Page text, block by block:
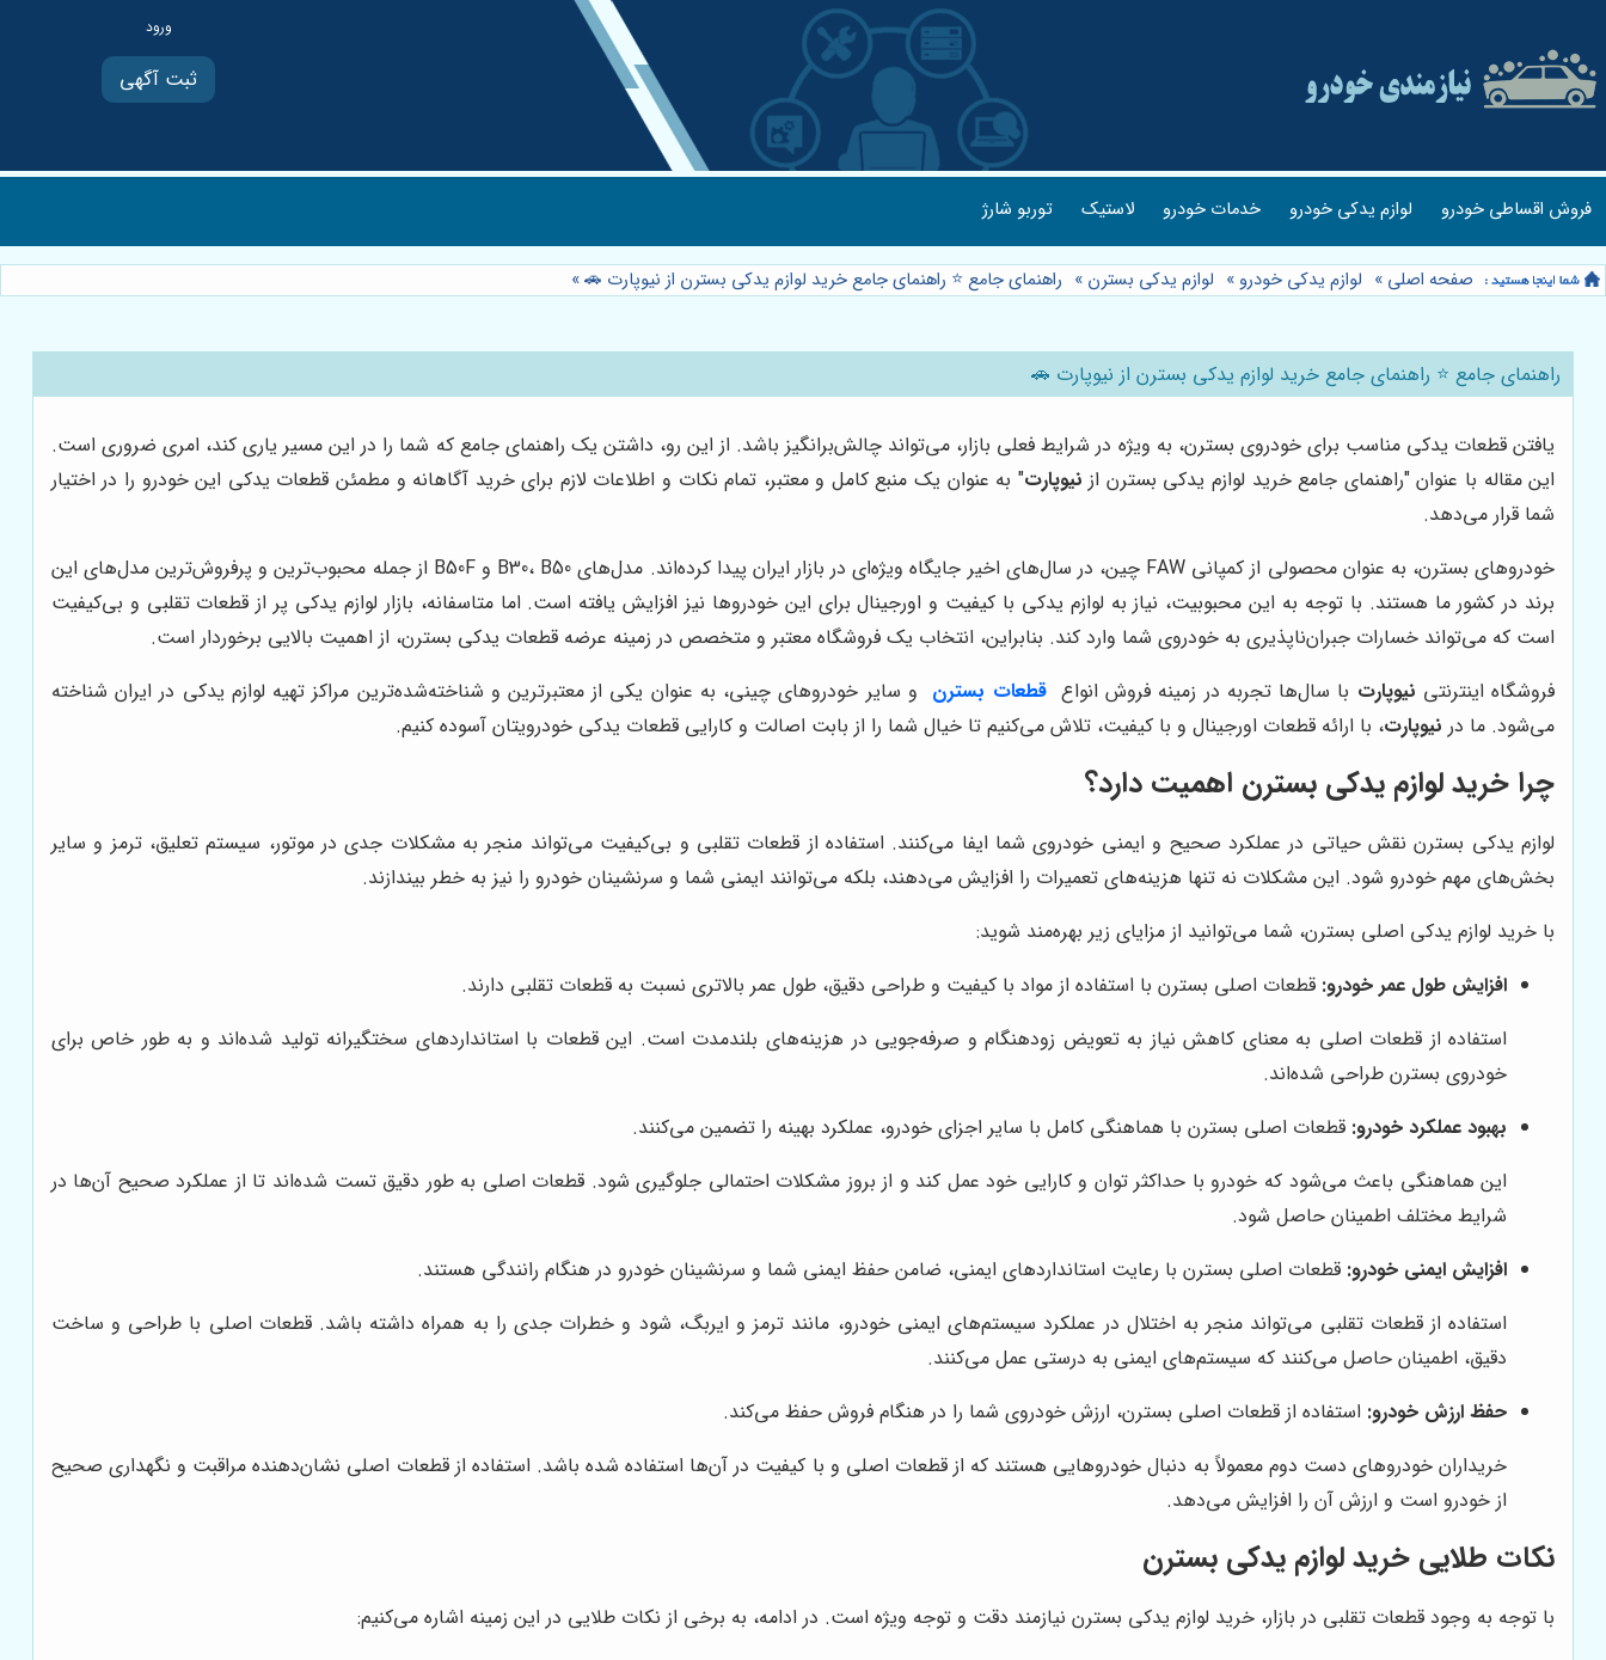
ثبت آگهی
فروش اقساطی خودرو لوازم یدکی خودرو خدمات خودرو لاستیک توربو شارژ
صفحه اصلی » لوازم یدکی خودرو » لوازم یدکی بسترن » راهنمای جامع ⭐️ راهنمای جامع خرید لوازم یدکی بسترن از نیوپارت 🚗»
راهنمای جامع ⭐️ راهنمای جامع خرید لوازم یدکی بسترن از نیوپارت 🚗
یافتن قطعات یدکی مناسب برای خودروی بسترن، به ویژه در شرایط فعلی بازار، می‌تواند چالش‌برانگیز باشد. از این رو، داشتن یک راهنمای جامع که شما را در این مسیر یاری کند، امری ضروری است.
این مقاله با عنوان "راهنمای جامع خرید لوازم یدکی بسترن از نیوپارت" به عنوان یک منبع کامل و معتبر، تمام نکات و اطلاعات لازم برای خرید آگاهانه و مطمئن قطعات یدکی این خودرو را در اختیار
شما قرار می‌دهد.
خودروهای بسترن، به عنوان محصولی از کمپانی FAW چین، در سال‌های اخیر جایگاه ویژه‌ای در بازار ایران پیدا کرده‌اند. مدل‌های B30، B50 و B50F از جمله محبوب‌ترین و پرفروش‌ترین مدل‌های این
برند در کشور ما هستند. با توجه به این محبوبیت، نیاز به لوازم یدکی با کیفیت و اورجینال برای این خودروها نیز افزایش یافته است. اما متاسفانه، بازار لوازم یدکی پر از قطعات تقلبی و بی‌کیفیت
است که می‌تواند خسارات جبران‌ناپذیری به خودروی شما وارد کند. بنابراین، انتخاب یک فروشگاه معتبر و متخصص در زمینه عرضه قطعات یدکی بسترن، از اهمیت بالایی برخوردار است.
فروشگاه اینترنتی نیوپارت با سال‌ها تجربه در زمینه فروش انواع قطعات بسترن و سایر خودروهای چینی، به عنوان یکی از معتبرترین و شناخته‌شده‌ترین مراکز تهیه لوازم یدکی در ایران شناخته
می‌شود. ما در نیوپارت، با ارائه قطعات اورجینال و با کیفیت، تلاش می‌کنیم تا خیال شما را از بابت اصالت و کارایی قطعات یدکی خودرویتان آسوده کنیم.
چرا خرید لوازم یدکی بسترن اهمیت دارد؟
لوازم یدکی بسترن نقش حیاتی در عملکرد صحیح و ایمنی خودروی شما ایفا می‌کنند. استفاده از قطعات تقلبی و بی‌کیفیت می‌تواند منجر به مشکلات جدی در موتور، سیستم تعلیق، ترمز و سایر
بخش‌های مهم خودرو شود. این مشکلات نه تنها هزینه‌های تعمیرات را افزایش می‌دهند، بلکه می‌توانند ایمنی شما و سرنشینان خودرو را نیز به خطر بیندازند.
با خرید لوازم یدکی اصلی بسترن، شما می‌توانید از مزایای زیر بهره‌مند شوید:
افزایش طول عمر خودرو: قطعات اصلی بسترن با استفاده از مواد با کیفیت و طراحی دقیق، طول عمر بالاتری نسبت به قطعات تقلبی دارند.
استفاده از قطعات اصلی به معنای کاهش نیاز به تعویض زودهنگام و صرفه‌جویی در هزینه‌های بلندمدت است. این قطعات با استانداردهای سختگیرانه تولید شده‌اند و به طور خاص برای
خودروی بسترن طراحی شده‌اند.
بهبود عملکرد خودرو: قطعات اصلی بسترن با هماهنگی کامل با سایر اجزای خودرو، عملکرد بهینه را تضمین می‌کنند.
این هماهنگی باعث می‌شود که خودرو با حداکثر توان و کارایی خود عمل کند و از بروز مشکلات احتمالی جلوگیری شود. قطعات اصلی به طور دقیق تست شده‌اند تا از عملکرد صحیح آن‌ها در
شرایط مختلف اطمینان حاصل شود.
افزایش ایمنی خودرو: قطعات اصلی بسترن با رعایت استانداردهای ایمنی، ضامن حفظ ایمنی شما و سرنشینان خودرو در هنگام رانندگی هستند.
استفاده از قطعات تقلبی می‌تواند منجر به اختلال در عملکرد سیستم‌های ایمنی خودرو، مانند ترمز و ایربگ، شود و خطرات جدی را به همراه داشته باشد. قطعات اصلی با طراحی و ساخت
دقیق، اطمینان حاصل می‌کنند که سیستم‌های ایمنی به درستی عمل می‌کنند.
حفظ ارزش خودرو: استفاده از قطعات اصلی بسترن، ارزش خودروی شما را در هنگام فروش حفظ می‌کند.
خریداران خودروهای دست دوم معمولاً به دنبال خودروهایی هستند که از قطعات اصلی و با کیفیت در آن‌ها استفاده شده باشد. استفاده از قطعات اصلی نشان‌دهنده مراقبت و نگهداری صحیح
از خودرو است و ارزش آن را افزایش می‌دهد.
نکات طلایی خرید لوازم یدکی بسترن
با توجه به وجود قطعات تقلبی در بازار، خرید لوازم یدکی بسترن نیازمند دقت و توجه ویژه است. در ادامه، به برخی از نکات طلایی در این زمینه اشاره می‌کنیم: